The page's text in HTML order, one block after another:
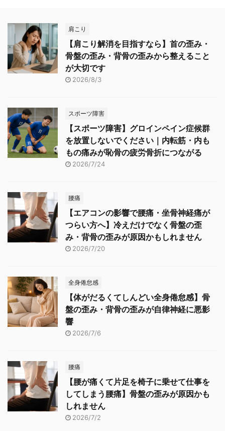
肩こり
【肩こり解消を目指すなら】首の歪み・
骨盤の歪み・背骨の歪みから整えること
が大切です
2026/8/3
スポーツ障害
【スポーツ障害】グロインペイン症候群
を放置しないでください｜内転筋・内も
もの痛みが恥骨の疲労骨折につながる
2026/7/24
腰痛
【エアコンの影響で腰痛・坐骨神経痛が
つらい方へ】冷えだけでなく骨盤の歪
み・背骨の歪みが原因かもしれません
2026/7/20
全身倦怠感
【体がだるくてしんどい全身倦怠感】骨
盤の歪み・背骨の歪みが自律神経に悪影
響
2026/7/6
腰痛
【腰が痛くて片足を椅子に乗せて仕事を
してしまう腰痛】骨盤の歪みが原因かも
しれません
2026/7/2